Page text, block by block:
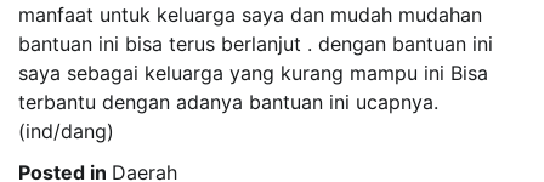
manfaat untuk keluarga saya dan mudah mudahan
bantuan ini bisa terus berlanjut . dengan bantuan ini
saya sebagai keluarga yang kurang mampu ini Bisa
terbantu dengan adanya bantuan ini ucapnya.
(ind/dang)
Posted in Daerah